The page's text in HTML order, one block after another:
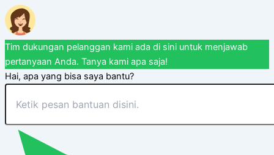
Tim dukungan pelanggan kami ada di sini untuk menjawab
pertanyaan Anda. Tanya kami apa saja!
Hai, apa yang bisa saya bantu?